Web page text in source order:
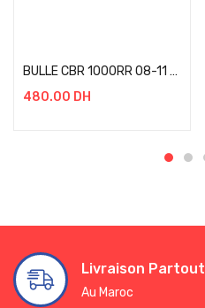
BULLE CBR 1000RR 08-11 ROUGE
480.00 DH
Livraison Partout
Au Maroc